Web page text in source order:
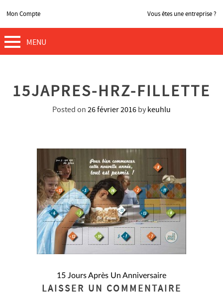
Mon Compte Vous êtes une entreprise ?
MENU
15JAPRES-HRZ-FILLETTE
Posted on 26 février 2016 by keuhlu
NAVIGATION15 Jours Après Un Anniversaire
LAISSER UN COMMENTAIRE